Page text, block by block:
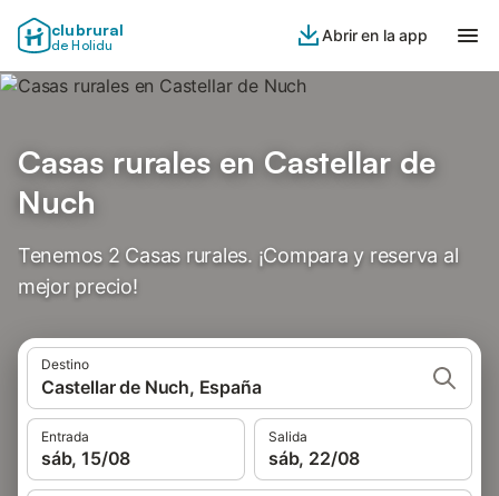
clubrural
de Holidu
Abrir en la app
Casas rurales en Castellar de
Nuch
Tenemos 2 Casas rurales. ¡Compara y reserva al
mejor precio!
Destino
Castellar de Nuch, España
Entrada
sáb, 15/08
Salida
sáb, 22/08